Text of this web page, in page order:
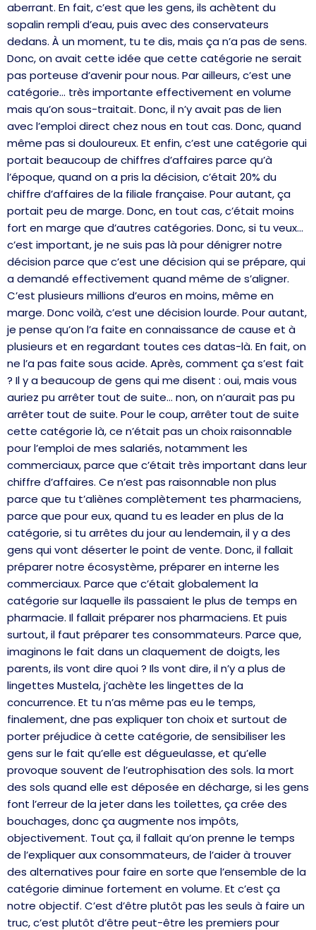
aberrant. En fait, c’est que les gens, ils achètent du
sopalin rempli d’eau, puis avec des conservateurs
dedans. À un moment, tu te dis, mais ça n’a pas de sens.
Donc, on avait cette idée que cette catégorie ne serait
pas porteuse d’avenir pour nous. Par ailleurs, c’est une
catégorie… très importante effectivement en volume
mais qu’on sous-traitait. Donc, il n’y avait pas de lien
avec l’emploi direct chez nous en tout cas. Donc, quand
même pas si douloureux. Et enfin, c’est une catégorie qui
portait beaucoup de chiffres d’affaires parce qu’à
l’époque, quand on a pris la décision, c’était 20% du
chiffre d’affaires de la filiale française. Pour autant, ça
portait peu de marge. Donc, en tout cas, c’était moins
fort en marge que d’autres catégories. Donc, si tu veux…
c’est important, je ne suis pas là pour dénigrer notre
décision parce que c’est une décision qui se prépare, qui
a demandé effectivement quand même de s’aligner.
C’est plusieurs millions d’euros en moins, même en
marge. Donc voilà, c’est une décision lourde. Pour autant,
je pense qu’on l’a faite en connaissance de cause et à
plusieurs et en regardant toutes ces datas-là. En fait, on
ne l’a pas faite sous acide. Après, comment ça s’est fait
? Il y a beaucoup de gens qui me disent : oui, mais vous
auriez pu arrêter tout de suite… non, on n’aurait pas pu
arrêter tout de suite. Pour le coup, arrêter tout de suite
cette catégorie là, ce n’était pas un choix raisonnable
pour l’emploi de mes salariés, notamment les
commerciaux, parce que c’était très important dans leur
chiffre d’affaires. Ce n’est pas raisonnable non plus
parce que tu t’aliènes complètement tes pharmaciens,
parce que pour eux, quand tu es leader en plus de la
catégorie, si tu arrêtes du jour au lendemain, il y a des
gens qui vont déserter le point de vente. Donc, il fallait
préparer notre écosystème, préparer en interne les
commerciaux. Parce que c’était globalement la
catégorie sur laquelle ils passaient le plus de temps en
pharmacie. Il fallait préparer nos pharmaciens. Et puis
surtout, il faut préparer tes consommateurs. Parce que,
imaginons le fait dans un claquement de doigts, les
parents, ils vont dire quoi ? Ils vont dire, il n’y a plus de
lingettes Mustela, j’achète les lingettes de la
concurrence. Et tu n’as même pas eu le temps,
finalement, dne pas expliquer ton choix et surtout de
porter préjudice à cette catégorie, de sensibiliser les
gens sur le fait qu’elle est dégueulasse, et qu’elle
provoque souvent de l’eutrophisation des sols. la mort
des sols quand elle est déposée en décharge, si les gens
font l’erreur de la jeter dans les toilettes, ça crée des
bouchages, donc ça augmente nos impôts,
objectivement. Tout ça, il fallait qu’on prenne le temps
de l’expliquer aux consommateurs, de l’aider à trouver
des alternatives pour faire en sorte que l’ensemble de la
catégorie diminue fortement en volume. Et c’est ça
notre objectif. C’est d’être plutôt pas les seuls à faire un
truc, c’est plutôt d’être peut-être les premiers pour